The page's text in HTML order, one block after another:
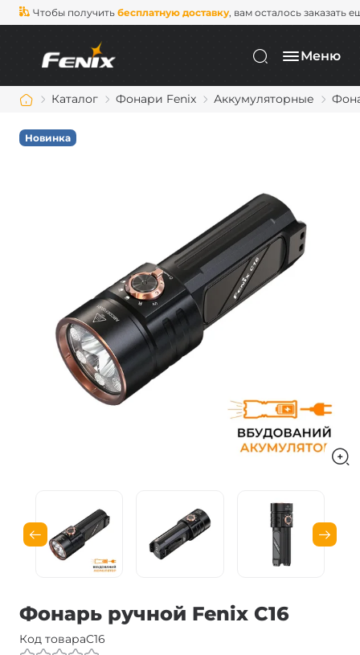
Чтобы получить бесплатную доставку, вам осталось заказать
Меню
Каталог Фонари Fenix Аккумуляторные
Новинка
Фонарь ручной Fenix C16
Код товараC16